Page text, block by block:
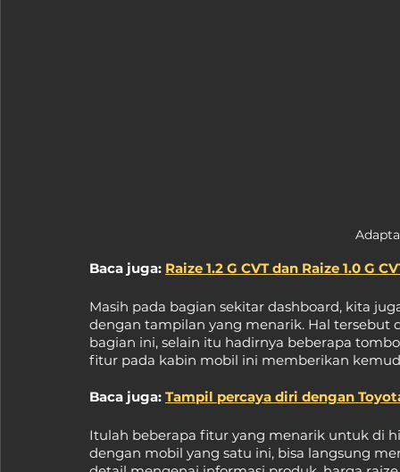
Baca juga: Raize 1.2 G CVT dan Raize 1.0 G
Masih pada bagian sekitar dashboard, kita
dengan tampilan yang menarik. Hal
bagian ini, selain itu hadirnya beberapa
fitur pada kabin mobil ini memberikan
Baca juga: Tampil percaya diri dengan
Itulah beberapa fitur yang menarik untuk di
dengan mobil yang satu ini, bisa langsung